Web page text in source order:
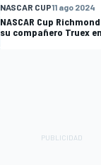
NASCAR CUP11 ago 2024
NASCAR Cup
su compañero Truex